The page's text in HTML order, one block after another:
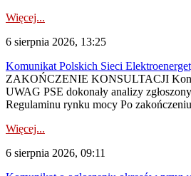
Więcej...
6 sierpnia 2026, 13:25
Komunikat Polskich Sieci
ZAKOŃCZENIE KONSULTACJI
UWAG PSE dokonały analizy
Regulaminu rynku mocy Po
Więcej...
6 sierpnia 2026, 09:11